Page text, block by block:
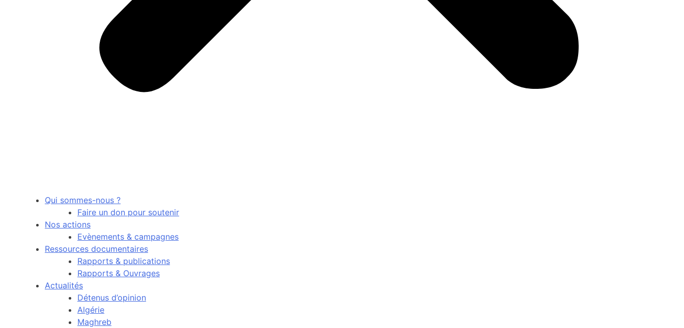
Qui sommes-nous ?
Faire un don pour soutenir
Nos actions
Evènements & campagnes
Ressources documentaires
Rapports & publications
Rapports & Ouvrages
Actualités
Détenus d’opinion
Algérie
Maghreb